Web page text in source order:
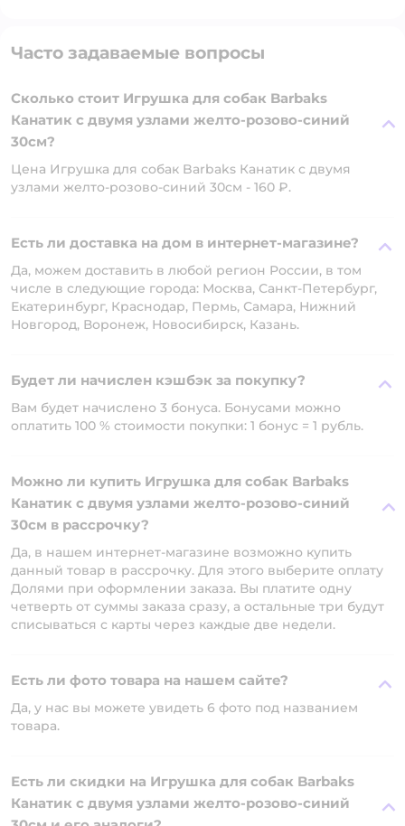
Часто задаваемые вопросы
Сколько стоит Игрушка для собак Barbaks
Канатик с двумя узлами желто-розово-синий
30см?
Цена Игрушка для собак Barbaks Канатик с двумя
узлами желто-розово-синий 30см - 160 ₽.
Есть ли доставка на дом в интернет-магазине?
Да, можем доставить в любой регион России, в том
числе в следующие города: Москва, Санкт-Петербург,
Екатеринбург, Краснодар, Пермь, Самара, Нижний
Новгород, Воронеж, Новосибирск, Казань.
Будет ли начислен кэшбэк за покупку?
Вам будет начислено 3 бонуса. Бонусами можно
оплатить 100 % стоимости покупки: 1 бонус = 1 рубль.
Можно ли купить Игрушка для собак Barbaks
Канатик с двумя узлами желто-розово-синий
30см в рассрочку?
Да, в нашем интернет-магазине возможно купить
данный товар в рассрочку. Для этого выберите оплату
Долями при оформлении заказа. Вы платите одну
четверть от суммы заказа сразу, а остальные три будут
списываться с карты через каждые две недели.
Есть ли фото товара на нашем сайте?
Да, у нас вы можете увидеть 6 фото под названием
товара.
Есть ли скидки на Игрушка для собак Barbaks
Канатик с двумя узлами желто-розово-синий